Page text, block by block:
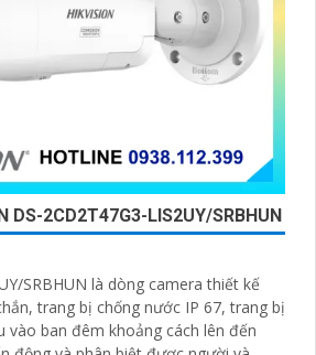
DS-2CD2T47G3-LIS2UY/SRBHUN
SRBHUN là dòng camera thiết kế
trang bị chống nước IP 67, trang bị
vào ban đêm khoảng cách lên đến